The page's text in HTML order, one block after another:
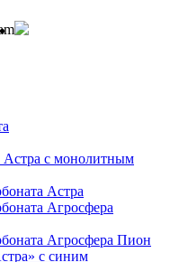
Астра с монолитным
Астра
Агросфера
Агросфера Пион
с синим